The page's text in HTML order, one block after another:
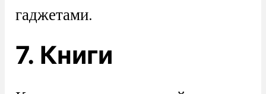
гаджетами.
7. Книги